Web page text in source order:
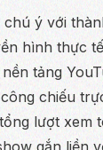
ý với
hình thực
tảng
chiếu
lượt xem